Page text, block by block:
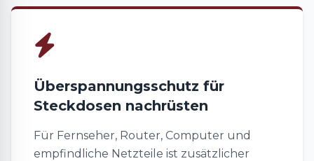
Überspannungsschutz für
Steckdosen nachrüsten
Für Fernseher, Router, Computer und
empfindliche Netzteile ist zusätzlicher